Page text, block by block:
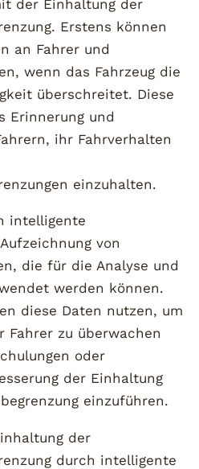
der Einhaltung der
Erstens können
an Fahrer und
wenn das Fahrzeug die
überschreitet. Diese
Erinnerung und
ihr Fahrverhalten
einzuhalten.
intelligente
von
die für die Analyse und
werden können.
diese Daten nutzen, um
Fahrer zu überwachen
oder
der Einhaltung
einzuführen.
der
durch intelligente